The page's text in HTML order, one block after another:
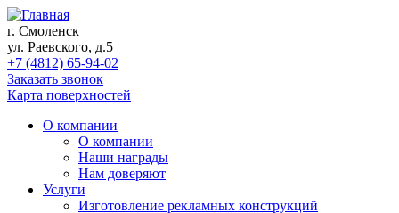
г. Смоленск
ул. Раевского, д.5
+7 (4812) 65-94-02
Заказать звонок
Карта поверхностей
О компании
О компании
Наши награды
Нам доверяют
Услуги
Изготовление рекламных конструкций